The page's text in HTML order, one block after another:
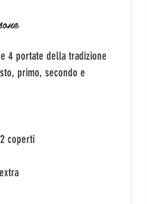
4 portate della tradizione
primo, secondo e
coperti